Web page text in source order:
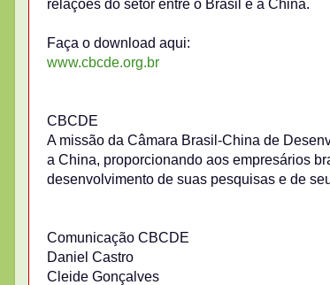
relações do setor entre o Brasil e a China.
Faça o download aqui:
www.cbcde.org.br
CBCDE
A missão da Câmara Brasil-China de
a China, proporcionando aos empresários
desenvolvimento de suas pesquisas e de
Comunicação CBCDE
Daniel Castro
Cleide Gonçalves